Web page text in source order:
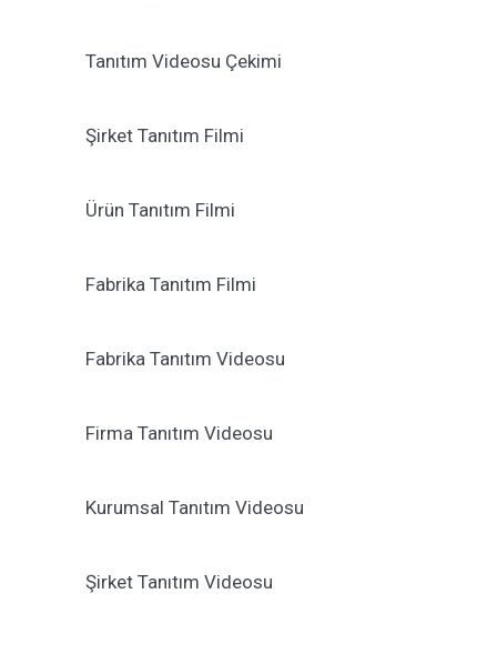
Tanıtım Videosu Çekimi
Şirket Tanıtım Filmi
Ürün Tanıtım Filmi
Fabrika Tanıtım Filmi
Fabrika Tanıtım Videosu
Firma Tanıtım Videosu
Kurumsal Tanıtım Videosu
Şirket Tanıtım Videosu